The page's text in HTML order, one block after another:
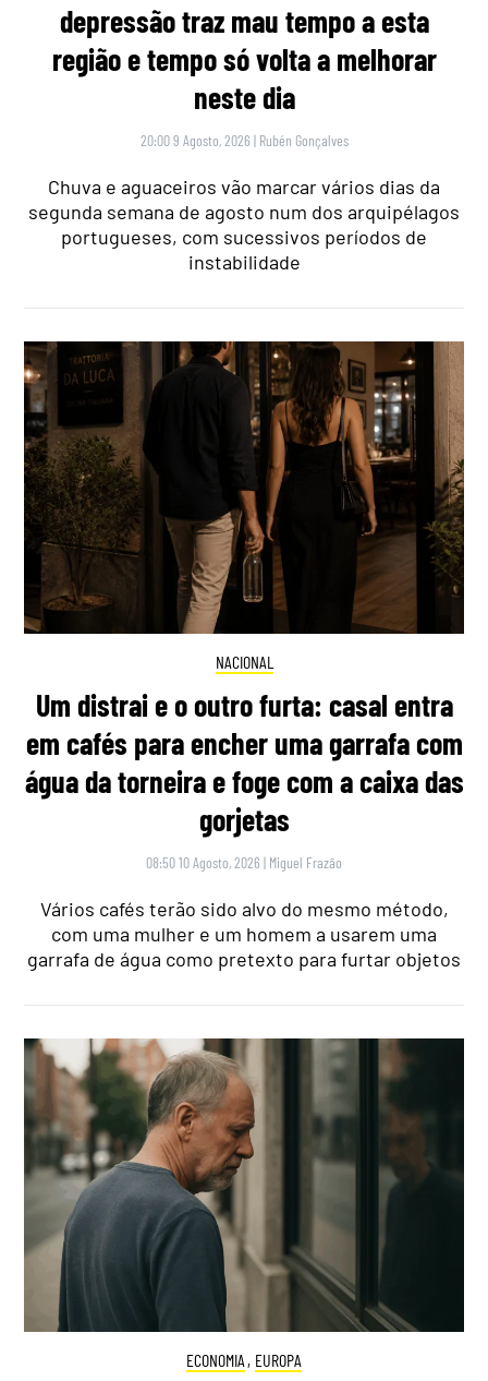
depressão traz mau tempo a esta
região e tempo só volta a melhorar
neste dia
20:00 9 Agosto, 2026 | Rubén Gonçalves
Chuva e aguaceiros vão marcar vários dias da
segunda semana de agosto num dos arquipélagos
portugueses, com sucessivos períodos de
instabilidade
NACIONAL
Um distrai e o outro furta: casal entra
em cafés para encher uma garrafa com
água da torneira e foge com a caixa das
gorjetas
08:50 10 Agosto, 2026 | Miguel Frazão
Vários cafés terão sido alvo do mesmo método,
com uma mulher e um homem a usarem uma
garrafa de água como pretexto para furtar objetos
ECONOMIA , EUROPA